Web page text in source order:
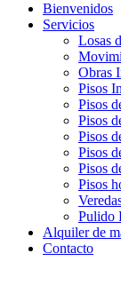
Bienvenidos
Servicios
Losas
Obras
Pisos
Pisos
Pisos
Pisos
Pisos
Pisos
Pisos
Pulido
Alquiler de
Contacto